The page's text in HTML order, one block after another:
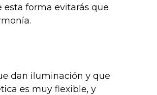
forma evitarás que
dan iluminación y que
es muy flexible, y